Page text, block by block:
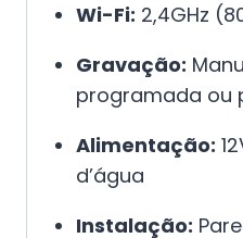
Wi-Fi: 2,4GHz
Gravação:
programada ou
Alimentação:
d’água
Instalação: